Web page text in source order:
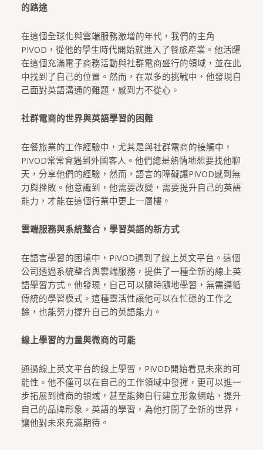
的路途
在這個全球化與雲端服務激增的年代，我們的主角
PIVOD，從他的學生時代開始就進入了餐旅產業。他活躍
在這個充滿電子商務活動與社群電商盛行的領域，並在此
中找到了自己的位置。然而，在眾多的挑戰中，他發現自
己面對英語溝通的難題，感到力不從心。
社群電商的世界與英語學習的困難
在餐旅業的工作經驗中，尤其是與社群電商的接觸中，
PIVOD常常會遇到外國客人。他們總是熱情地想要找他聊
天，分享他們的經驗，然而，語言的障礙讓PIVOD感到無
力與挫敗。他意識到，他需要改變，需要提升自己的英語
能力，才能在這個行業中更上一層樓。
雲端服務與系統整合，學習英語的新方式
在語言學習的困境中，PIVOD遇到了線上英文平台。這個
公司透過系統整合與雲端服務，提供了一種全新的線上英
語學習方式。他發現，自己可以隨時隨地學習，無需遵循
傳統的學習模式。這種靈活性讓他可以在忙碌的工作之
餘，也能努力提升自己的英語能力。
線上學習的力量與微商的可能
通過線上英文平台的線上學習，PIVOD開始看見未來的可
能性。他不僅可以在自己的工作領域中發揮，更可以進一
步拓展到微商的領域，甚至能夠自行建立形象網站，提升
自己的品牌形象。英語的學習，為他打開了全新的世界，
讓他對未來充滿期待。